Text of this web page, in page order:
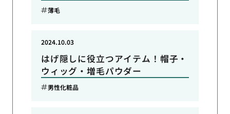
薄毛
はげ隠しに役立つアイテム！帽子・
ウィッグ・増毛パウダー
2024.10.03
男性化粧品